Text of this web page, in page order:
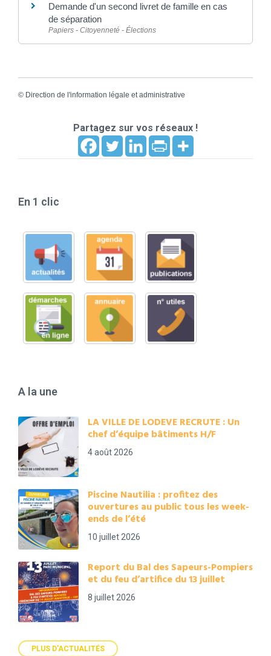
Demande d'un second livret de famille en cas
de séparation
Papiers - Citoyenneté - Élections
© Direction de l'information légale et administrative
Partagez sur vos réseaux !
En 1 clic
A la une
LA VILLE DE LODEVE RECRUTE : Un
chef d’équipe bâtiments H/F
4 août 2026
Piscine Nautilia : profitez des
ouvertures au public tous les week-
ends de l’été
10 juillet 2026
Report du Bal des Sapeurs-Pompiers
et du feu d’artifice du 13 juillet
8 juillet 2026
PLUS D'ACTUALITÉS